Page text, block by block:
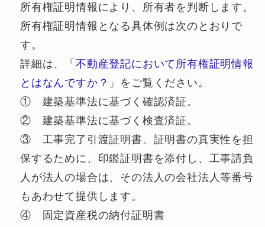
所有権証明情報により、所有者を判断します。
所有権証明情報となる具体例は次のとおりで
す。
詳細は、「 不動産登記において所有権証明情報
とはなんですか？ 」をご覧ください。
① 建築基準法に基づく確認済証。
② 建築基準法に基づく検査済証。
③ 工事完了引渡証明書。証明書の真実性を担
保するために、印鑑証明書を添付し、工事請負
人が法人の場合は、その法人の会社法人等番号
もあわせて提供します。
④ 固定資産税の納付証明書